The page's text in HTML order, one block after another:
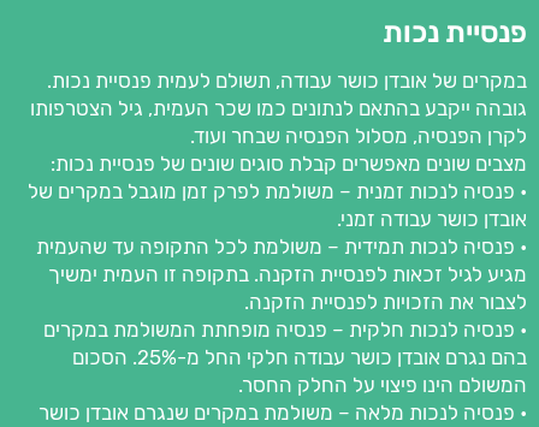
פנסיית נכות
במקרים של אובדן כושר עבודה, תשולם לעמית פנסיית נכות.
גובהה ייקבע בהתאם לנתונים כמו שכר העמית, גיל הצטרפותו
לקרן הפנסיה, מסלול הפנסיה שבחר ועוד.
מצבים שונים מאפשרים קבלת סוגים שונים של פנסיית נכות:
• פנסיה לנכות זמנית – משולמת לפרק זמן מוגבל במקרים של
אובדן כושר עבודה זמני.
• פנסיה לנכות תמידית – משולמת לכל התקופה עד שהעמית
מגיע לגיל זכאות לפנסיית הזקנה. בתקופה זו העמית ימשיך
לצבור את הזכויות לפנסיית הזקנה.
• פנסיה לנכות חלקית – פנסיה מופחתת המשולמת במקרים
בהם נגרם אובדן כושר עבודה חלקי החל מ-25%. הסכום
המשולם הינו פיצוי על החלק החסר.
• פנסיה לנכות מלאה – משולמת במקרים שנגרם אובדן כושר